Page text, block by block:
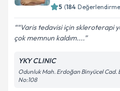
5 (184
“Varis tedavisi için skleroterapi
çok memnun kaldım....
YKY CLINIC
Odunluk Mah. Erdoğan Binyücel Cad.
No:108